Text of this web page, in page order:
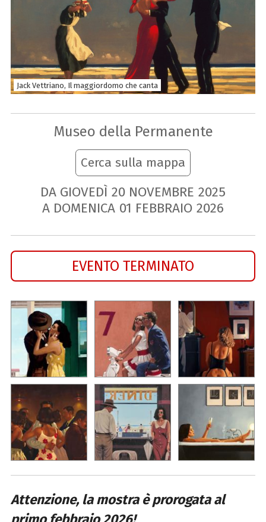
Jack Vettriano, Il maggiordomo che canta
Museo della Permanente
Cerca sulla mappa
DA GIOVEDÌ 20 NOVEMBRE 2025
A DOMENICA 01 FEBBRAIO 2026
EVENTO TERMINATO
Attenzione, la mostra è prorogata al